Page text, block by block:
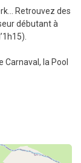
Retrouvez des
débutant à
la Pool